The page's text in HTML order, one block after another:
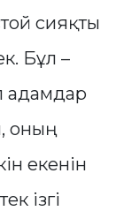
сияқты
Бұл –
адамдар
оның
екенін
ізгі